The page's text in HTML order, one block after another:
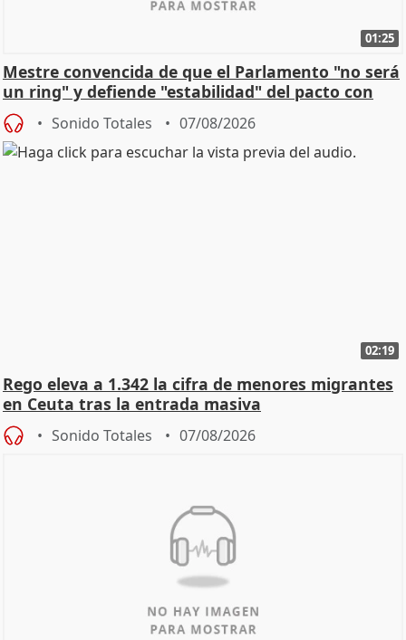
01:25
Mestre convencida de que el Parlamento "no será
un ring" y defiende "estabilidad" del pacto con
Vox
Sonido Totales 07/08/2026
02:19
Rego eleva a 1.342 la cifra de menores migrantes
en Ceuta tras la entrada masiva
Sonido Totales 07/08/2026